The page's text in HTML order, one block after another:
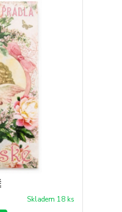
Skladem 18 ks